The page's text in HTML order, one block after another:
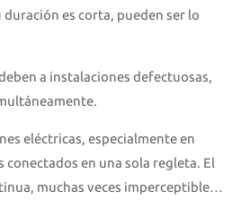
es corta, pueden ser lo
a instalaciones defectuosas,
eléctricas, especialmente en
en una sola regleta. El
muchas veces imperceptible…